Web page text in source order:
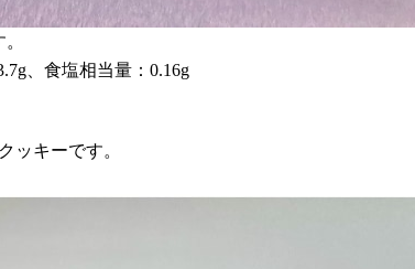
、食塩相当量：0.16g
ッキーです。